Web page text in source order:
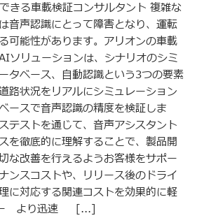
る車載検証コンサルタント 複雑な
音声認識にとって障害となり、運転
可能性があります。アリオンの車載
ソリューションは、シナリオのシミ
タベース、自動認識という3つの要素
路状況をリアルにシミュレーション
ースで音声認識の精度を検証しま
テストを通じて、音声アシスタント
を徹底的に理解することで、製品開
な改善を行えるようお客様をサポー
ンスコストや、リリース後のドライ
に対応する関連コストを効果的に軽
より迅速 [...]